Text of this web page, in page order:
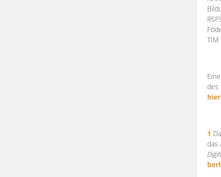
des
hier
1
das